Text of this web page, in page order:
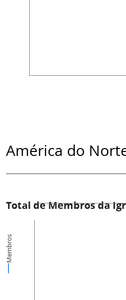
América do
Total de Membros da
Membros